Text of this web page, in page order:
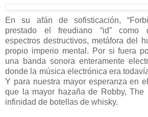
En su afán de sofisticación,
prestado el freudiano “id” como
espectros destructivos, metáfora del
propio imperio mental. Por si fuera
una banda sonora enteramente
donde la música electrónica era
Y para nuestra mayor esperanza en
que la mayor hazaña de Robby, The
infinidad de botellas de whisky.